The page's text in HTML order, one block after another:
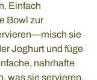
Einfach
Bowl zur
sie
Joghurt und füge
nahrhafte
was sie servieren.